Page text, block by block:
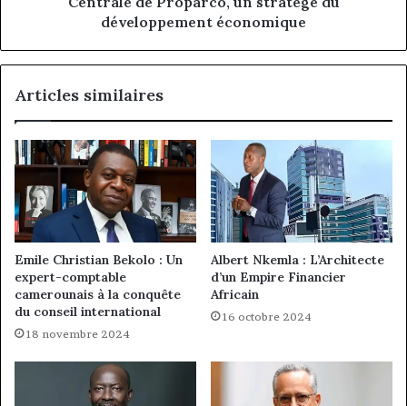
économique
développement économique
Articles similaires
Emile Christian Bekolo : Un
expert-comptable
camerounais à la conquête
du conseil international
18 novembre 2024
Albert Nkemla : L’Architecte
d’un Empire Financier
Africain
16 octobre 2024